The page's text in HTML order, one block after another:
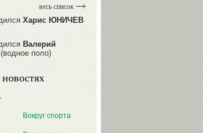
весь список
Харис ЮНИЧЕВ
Валерий
поло)
Валерий
спортивная)
Валерий
Владимир
атлетика)
Вокруг спорта